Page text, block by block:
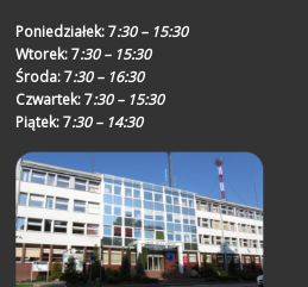
Poniedziałek:7:30 – 15:30
Wtorek:7:30 – 15:30
Środa:7:30 – 16:30
Czwartek:7:30 – 15:30
Piątek:7:30 – 14:30